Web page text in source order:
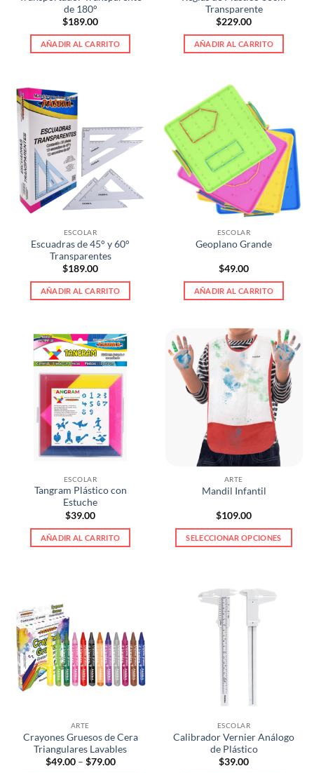
de
producto
de 180°
$189.00
AÑADIR AL CARRITO
Transparente
$229.00
AÑADIR AL CARRITO
ESCOLAR
Escuadras de 45° y 60°
Transparentes
$189.00
AÑADIR AL CARRITO
ESCOLAR
Geoplano Grande
$49.00
AÑADIR AL CARRITO
ESCOLAR
Tangram Plástico con
Estuche
$39.00
AÑADIR AL CARRITO
ARTE
Mandil Infantil
$109.00
SELECCIONAR OPCIONES
múltiples
Las
página
de
producto
ARTE
Crayones Gruesos de Cera
Triangulares Lavables
$49.00 – $79.00Price
ESCOLAR
Calibrador Vernier Análogo
de Plástico
$39.00